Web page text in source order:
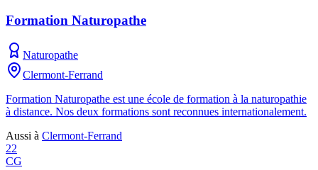
Formation Naturopathe
Naturopathe
Clermont-Ferrand
Formation Naturopathe est une école de formation à la naturopathie
à distance. Nos deux formations sont reconnues internationalement.
Aussi à Clermont-Ferrand
22
CG